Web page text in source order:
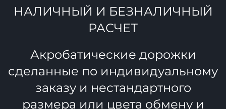
ПРИНИМАЕМ К ОПЛАТЕ:
НАЛИЧНЫЙ И БЕЗНАЛИЧНЫЙ
Акробатические дорожки
сделанные по индивидуальному
заказу и нестандартного